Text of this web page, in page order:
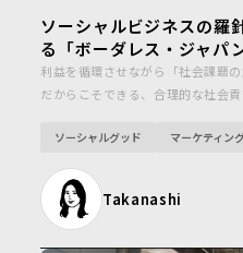
ソーシャルビジネスの羅
る「ボーダレス・ジャパ
利益を循環させながら「社会課題
だからこそできる、合理的な社会
を求めていいのか」「どう循環さ
ておらず、多くの企業が足踏みし
では、ボーダレス・ジャパンが掲
変えていく。」というパーパスを
て紐解きます。
ソーシャルグッド マーケティン
Takanashi